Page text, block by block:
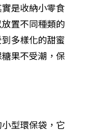
是收納小零食
置不同種類的
多樣化的甜蜜
果不受潮，保
型環保袋，它